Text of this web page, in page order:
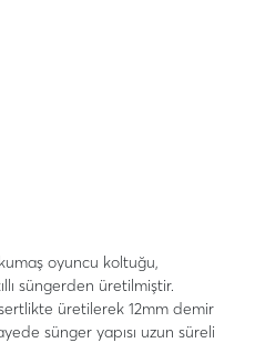
oyuncu koltuğu,
süngerden üretilmiştir.
üretilerek 12mm demir
sünger yapısı uzun süreli